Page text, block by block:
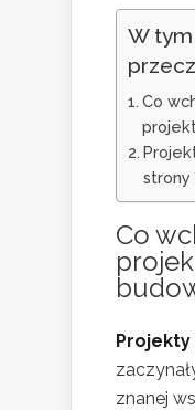
W
Co
strony
Co
znanej